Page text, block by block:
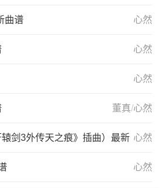
心然
曲谱
心然
心然
董真/心然
心然
剑3外传天之痕》插曲）最新
心然